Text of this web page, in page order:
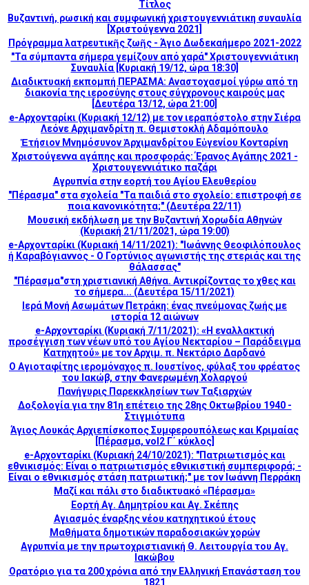
Τίτλος
Βυζαντινή, ρωσική και συμφωνική χριστουγεννιάτικη συναυλία
[Χριστούγεννα 2021]
Πρόγραμμα λατρευτικῆς ζωῆς - Άγιο Δωδεκαήμερο 2021-2022
"Τα σύμπαντα σήμερα γεμίζουν από χαρά" Χριστουγεννιάτικη
Συναυλία [Κυριακή 19/12, ώρα 18:30]
Διαδικτυακή εκπομπή ΠΕΡΑΣΜΑ: Αναστοχασμοί γύρω από τη
διακονία της ιεροσύνης στους σύγχρονους καιρούς μας
[Δευτέρα 13/12, ώρα 21:00]
e-Αρχονταρίκι (Κυριακή 12/12) με τον ιεραπόστολο στην Σιέρα
Λεόνε Αρχιμανδρίτη π. Θεμιστοκλή Αδαμόπουλο
Ἑτήσιον Μνημόσυνον Ἀρχιμανδρίτου Εὐγενίου Κονταρίνη
Χριστούγεννα αγάπης και προσφοράς: Έρανος Αγάπης 2021 -
Χριστουγεννιάτικο παζάρι
Αγρυπνία στην εορτή του Αγίου Ελευθερίου
"Πέρασμα" στα σχολεία "Τα παιδιά στο σχολείο: επιστροφή σε
ποια κανονικότητα;" (Δευτέρα 22/11)
Μουσική εκδήλωση με την Βυζαντινή Χορωδία Αθηνών
(Κυριακή 21/11/2021, ώρα 19:00)
e-Αρχονταρίκι (Κυριακή 14/11/2021): "Ιωάννης Θεοφιλόπουλος
ή Καραβόγιαννος - Ο Γορτύνιος αγωνιστής της στεριάς και της
θάλασσας"
"Πέρασμα"στη χριστιανική Αθήνα. Αντικρίζοντας το χθες και
το σήμερα... (Δευτέρα 15/11/2021)
Ιερά Μονή Ασωμάτων Πετράκη: ένας πνεύμονας ζωής με
ιστορία 12 αιώνων
e-Αρχονταρίκι (Κυριακή 7/11/2021): «Η εναλλακτική
προσέγγιση των νέων υπό του Αγίου Νεκταρίου – Παράδειγμα
Κατηχητού» με τον Αρχιμ. π. Νεκτάριο Δαρδανό
Ο Αγιοταφίτης ιερομόναχος π. Ιουστίνος, φύλαξ του φρέατος
του Ιακώβ, στην Φανερωμένη Χολαργού
Πανήγυρις Παρεκκλησίων των Ταξιαρχών
Δοξολογία για την 81η επέτειο της 28ης Οκτωβρίου 1940 -
Στιγμιότυπα
Άγιος Λουκάς Αρχιεπίσκοπος Συμφερουπόλεως και Κριμαίας
[Πέρασμα, vol2 Γ΄ κύκλος]
e-Αρχονταρίκι (Κυριακή 24/10/2021): "Πατριωτισμός και
εθνικισμός: Είναι ο πατριωτισμός εθνικιστική συμπεριφορά; -
Είναι ο εθνικισμός στάση πατριωτική;" με τον Ιωάννη Περράκη
Μαζί και πάλι στο διαδικτυακό «Πέρασμα»
Εορτή Αγ. Δημητρίου και Αγ. Σκέπης
Αγιασμός έναρξης νέου κατηχητικού έτους
Mαθήματα δημοτικών παραδοσιακών χορών
Αγρυπνία με την πρωτοχριστιανική Θ. Λειτουργία του Αγ.
Ιακώβου
Ορατόριο για τα 200 χρόνια από την Ελληνική Επανάσταση του
1821